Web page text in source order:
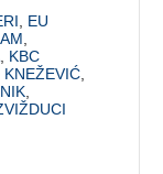
EU
KBC
KNEŽEVIĆ